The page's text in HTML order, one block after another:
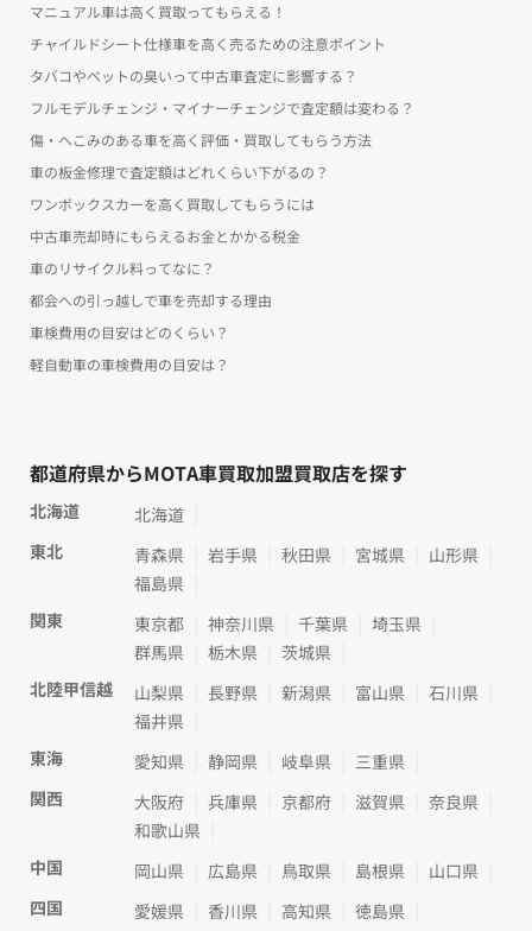
マニュアル車は高く買取ってもらえる！
チャイルドシート仕様車を高く売るための注意ポイント
タバコやペットの臭いって中古車査定に影響する？
フルモデルチェンジ・マイナーチェンジで査定額は変わる？
傷・へこみのある車を高く評価・買取してもらう方法
車の板金修理で査定額はどれくらい下がるの？
ワンボックスカーを高く買取してもらうには
中古車売却時にもらえるお金とかかる税金
車のリサイクル料ってなに？
都会への引っ越しで車を売却する理由
車検費用の目安はどのくらい？
軽自動車の車検費用の目安は？
都道府県からMOTA車買取加盟買取店を探す
北海道
北海道
東北
青森県 岩手県 秋田県 宮城県
山形県
福島県
関東
東京都 神奈川県 千葉県
埼玉県
群馬県
栃木県
茨城県
北陸甲信越
山梨県 長野県 新潟県 富山県
石川県
福井県
東海
愛知県 静岡県 岐阜県
三重県
関西
大阪府 兵庫県 京都府 滋賀県
奈良県
和歌山県
中国
岡山県 広島県 鳥取県 島根県
山口県
四国
愛媛県 香川県 高知県 徳島県